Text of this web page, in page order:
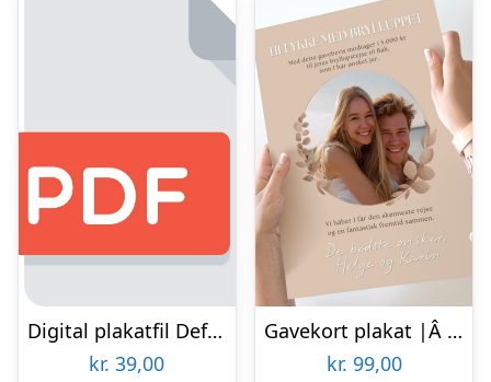
Digital plakatfil Default Title
kr. 39,00
Gavekort plakat |Â Personliggjort |Â Beige
kr. 99,00